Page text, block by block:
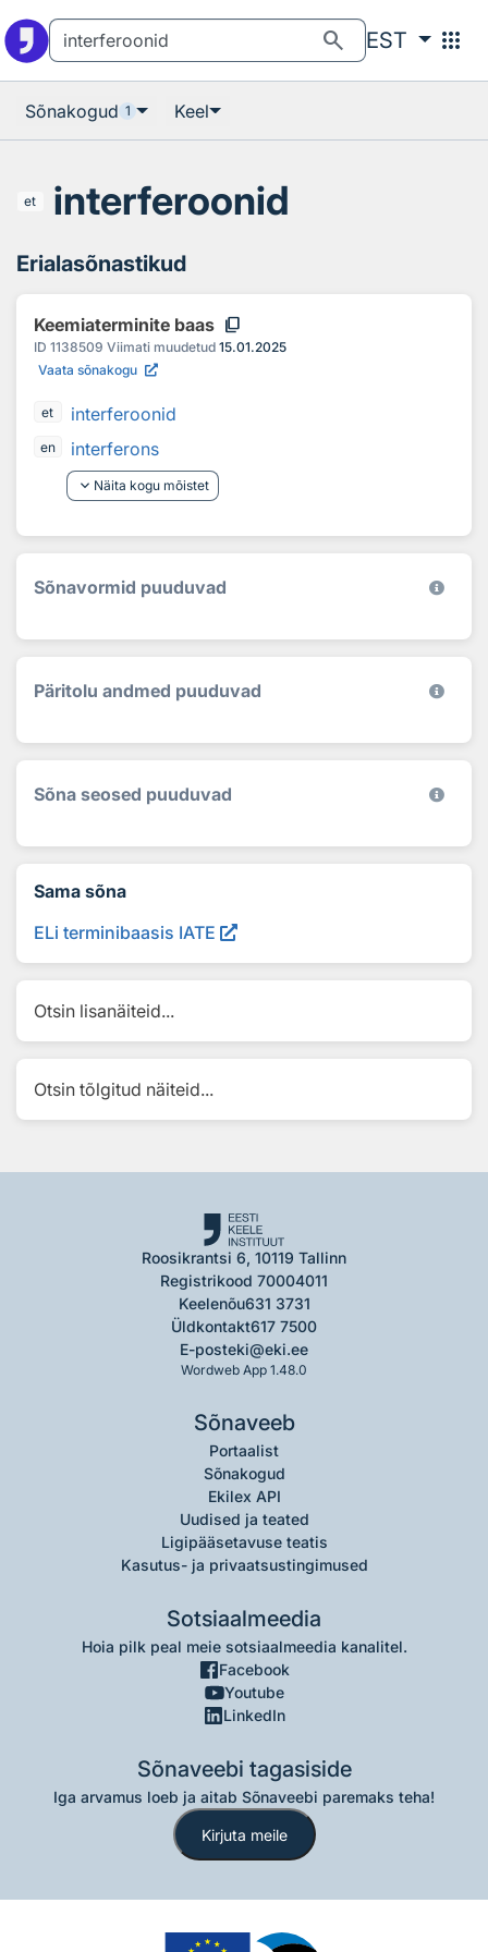
search EST apps
Sõnakogud 1 Keel
et interferoonid
Erialasõnastikud
Keemiaterminite baas content_copy
ID 1138509 Viimati muudetud 15.01.2025
Vaata sõnakogu
et interferoonid
en
interferons
keyboard_arrow_down Näita kogu mõistet
Sõnavormid puuduvad
Päritolu andmed puuduvad
Sõna seosed puuduvad
Sama sõna
ELi terminibaasis IATE
Otsin lisanäiteid...
Otsin tõlgitud näiteid...
Roosikrantsi 6, 10119 Tallinn
Registrikood 70004011
Keelenõu631 3731
Üldkontakt617 7500
E-posteki@eki.ee
Wordweb App 1.48.0
Sõnaveeb
Portaalist
Sõnakogud
Ekilex API
Uudised ja teated
Ligipääsetavuse teatis
Kasutus- ja privaatsustingimused
Sotsiaalmeedia
Hoia pilk peal meie sotsiaalmeedia kanalitel.
Facebook
Youtube
LinkedIn
Sõnaveebi tagasiside
Iga arvamus loeb ja aitab Sõnaveebi paremaks teha!
Kirjuta meile